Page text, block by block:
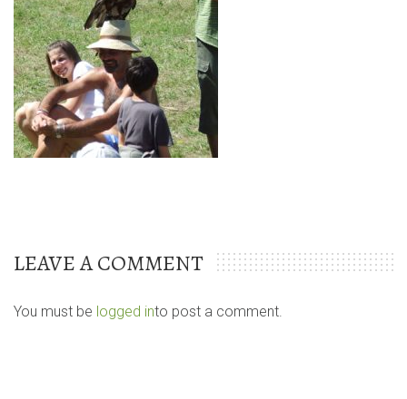
LEAVE A COMMENT
You must be logged into post a comment.